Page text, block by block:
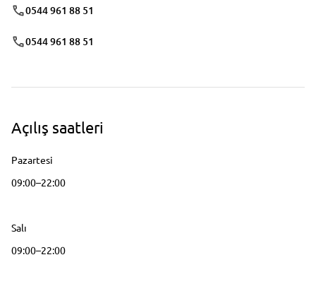
0544 961 88 51
0544 961 88 51
Açılış saatleri
Pazartesi
09:00–22:00
Salı
09:00–22:00